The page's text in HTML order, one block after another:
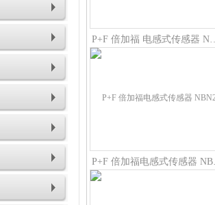
P+F 倍加福 电感式传感
P+F 倍